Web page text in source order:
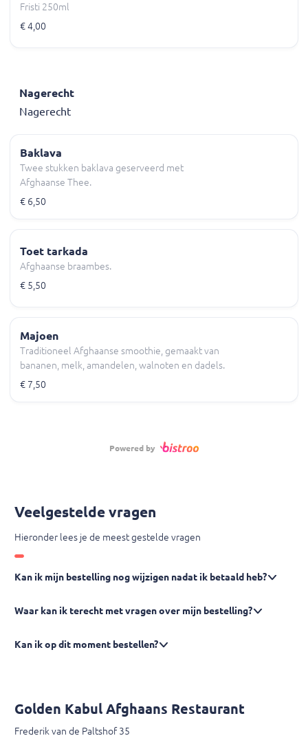
Fristi 250ml
€ 4,00
Nagerecht
Nagerecht
Baklava
Twee stukken baklava geserveerd met
Afghaanse Thee.
€ 6,50
Toet tarkada
Afghaanse braambes.
€ 5,50
Majoen
Traditioneel Afghaanse smoothie, gemaakt van
bananen, melk, amandelen, walnoten en dadels.
€ 7,50
Powered by
Veelgestelde vragen
Hieronder lees je de meest gestelde vragen
Kan ik mijn bestelling nog wijzigen nadat ik betaald heb?
Waar kan ik terecht met vragen over mijn bestelling?
Kan ik op dit moment bestellen?
Golden Kabul Afghaans Restaurant
Frederik van de Paltshof 35